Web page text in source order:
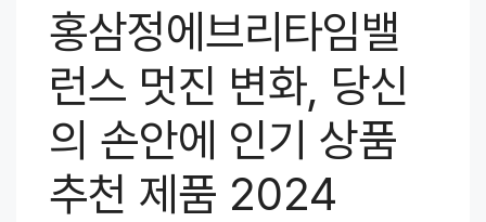
홍삼정에브리타임밸
런스 멋진 변화, 당신
의 손안에 인기 상품
추천 제품 2024